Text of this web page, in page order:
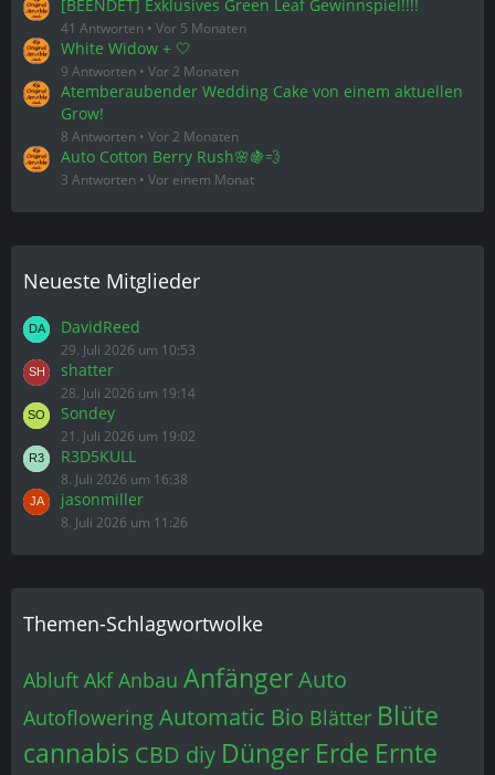
[BEENDET] Exklusives Green Leaf Gewinnspiel!!!!
41 Antworten Vor 5 Monaten
White Widow + 🤍
9 Antworten Vor 2 Monaten
Atemberaubender Wedding Cake von einem aktuellen
Grow!
8 Antworten Vor 2 Monaten
Auto Cotton Berry Rush🌸🍇💨
3 Antworten Vor einem Monat
Neueste Mitglieder
DavidReed
29. Juli 2026 um 10:53
shatter
28. Juli 2026 um 19:14
Sondey
21. Juli 2026 um 19:02
R3D5KULL
8. Juli 2026 um 16:38
jasonmiller
8. Juli 2026 um 11:26
Themen-Schlagwortwolke
Abluft Akf Anbau AnfängerAuto
Autoflowering Automatic Bio Blätter Blüte
cannabis CBD diy Dünger Erde Ernte